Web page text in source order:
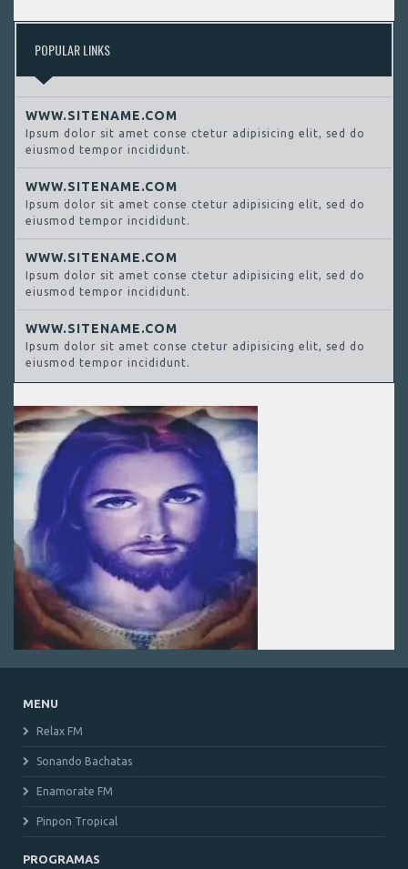
POPULAR LINKS
WWW.SITENAME.COM
Ipsum dolor sit amet conse ctetur adipisicing elit, sed do
eiusmod tempor incididunt.
WWW.SITENAME.COM
Ipsum dolor sit amet conse ctetur adipisicing elit, sed do
eiusmod tempor incididunt.
WWW.SITENAME.COM
Ipsum dolor sit amet conse ctetur adipisicing elit, sed do
eiusmod tempor incididunt.
WWW.SITENAME.COM
Ipsum dolor sit amet conse ctetur adipisicing elit, sed do
eiusmod tempor incididunt.
MENU
Relax FM
Sonando Bachatas
Enamorate FM
Pinpon Tropical
PROGRAMAS